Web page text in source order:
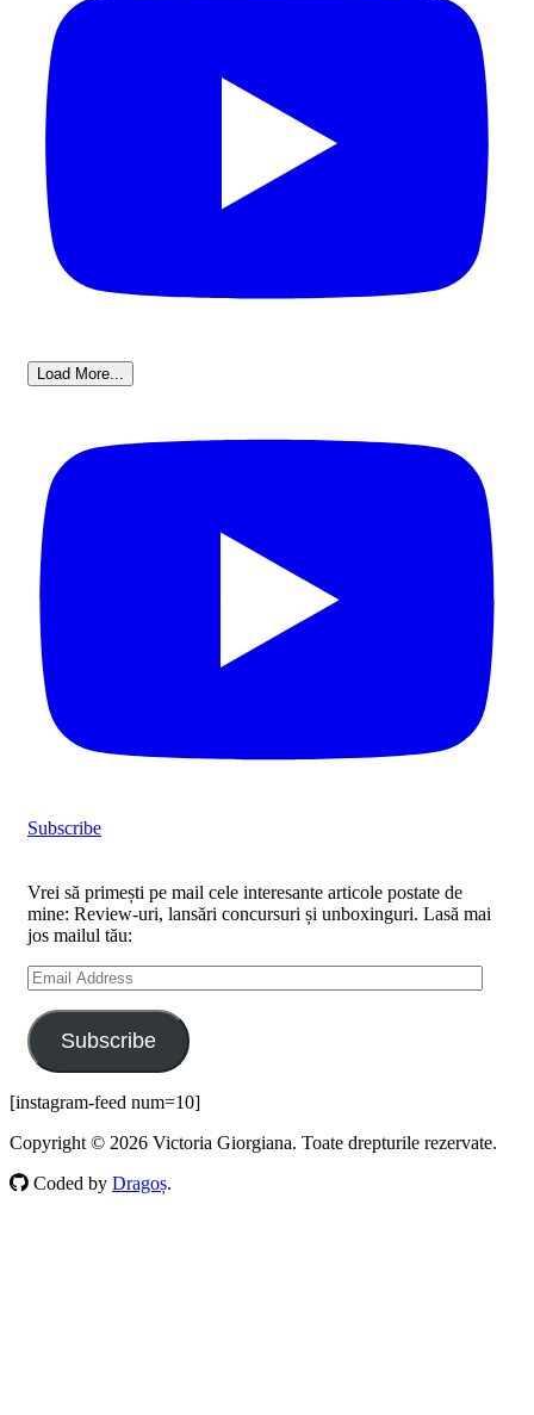
Load More...
Subscribe
Vrei să primești pe mail cele interesante articole postate de
mine: Review-uri, lansări concursuri și unboxinguri. Lasă mai
jos mailul tău:
Email
Address
Subscribe
[instagram-feed num=10]
Copyright © 2026 Victoria Giorgiana. Toate drepturile rezervate.
Coded by Dragoș.